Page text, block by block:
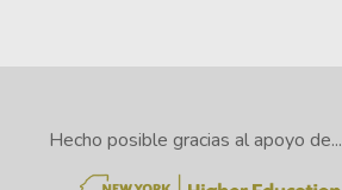
Hecho posible gracias al apoyo de...